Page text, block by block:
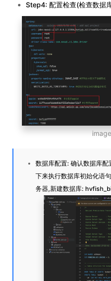
Step4: 配置检查(检查数据
数据库配置: 确认数据库
下来执行数据库初始化语
务器,新建数据库: